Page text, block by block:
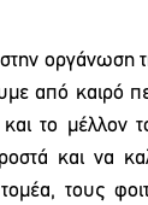
οργάνωση
από καιρό
το μέλλον
και να
τους